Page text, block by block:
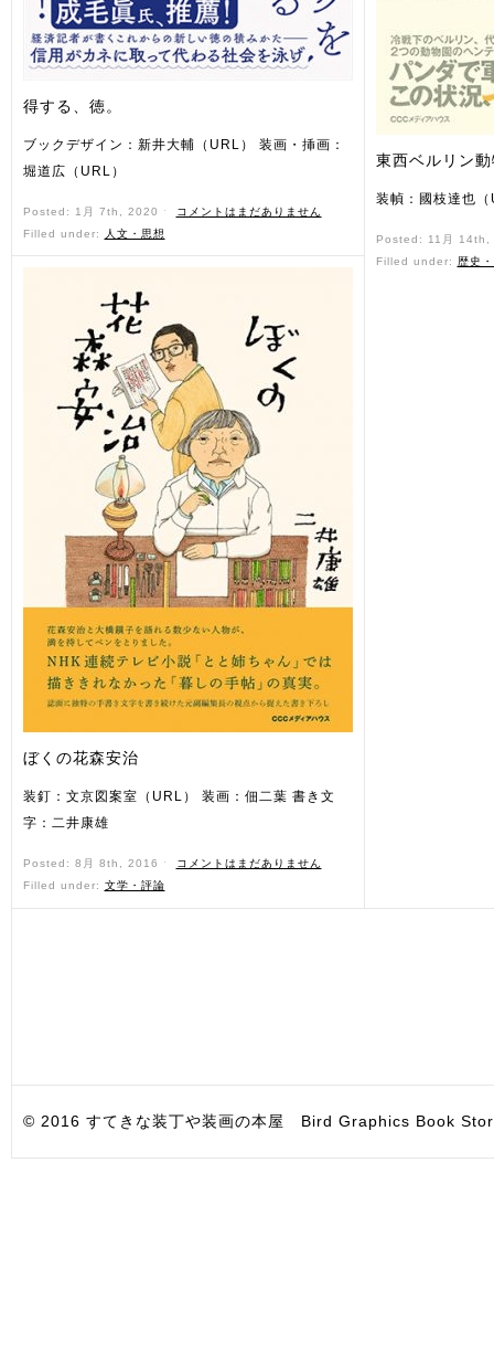
得する、徳。
ブックデザイン：新井大輔（URL） 装画・挿画：
堀道広（URL）
Posted: 1月 7th, 2020 ˑ
コメントはまだありません
Filled under:
人文・思想
ぼくの花森安治
装釘：文京図案室（URL） 装画：佃二葉 書き文
字：二井康雄
Posted: 8月 8th, 2016 ˑ
コメントはまだありません
Filled under: 文学・評論
東西ベルリン
装幀：國枝達也
Posted: 11月
Filled under:
歴史
© 2016 すてきな装丁や装画の本屋 Bird Graphics Book